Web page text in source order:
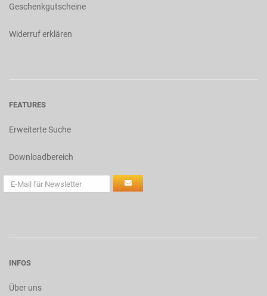
Geschenkgutscheine
Widerruf erklären
FEATURES
Erweiterte Suche
Downloadbereich
INFOS
Über uns